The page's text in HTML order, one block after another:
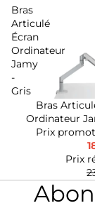
Bras
Articulé
Écran
Ordinateur
Jamy
-
Gris
Bras
Ordinateur
Prix
Prix